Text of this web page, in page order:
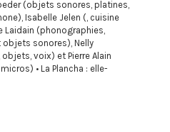
(objets sonores, platines,
Isabelle Jelen (, cuisine
Laidain (phonographies,
objets sonores), Nelly
voix) et Pierre Alain
• La Plancha : elle-